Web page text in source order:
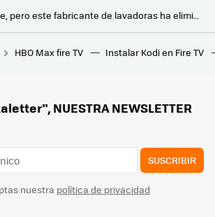
Un cocinero profesional me ha enseñado algo que casi nadie sabe. La función que poca gente usa en la freidora de aire
La debacle demográfica en Europa, expuesta en este mapa con un invitado engañoso: Mónaco
HBO Max fire TV Instalar Kodi en Fire TV
NUESTRA NEWSLETTER
SUSCRIBIR
nuestra política de privacidad